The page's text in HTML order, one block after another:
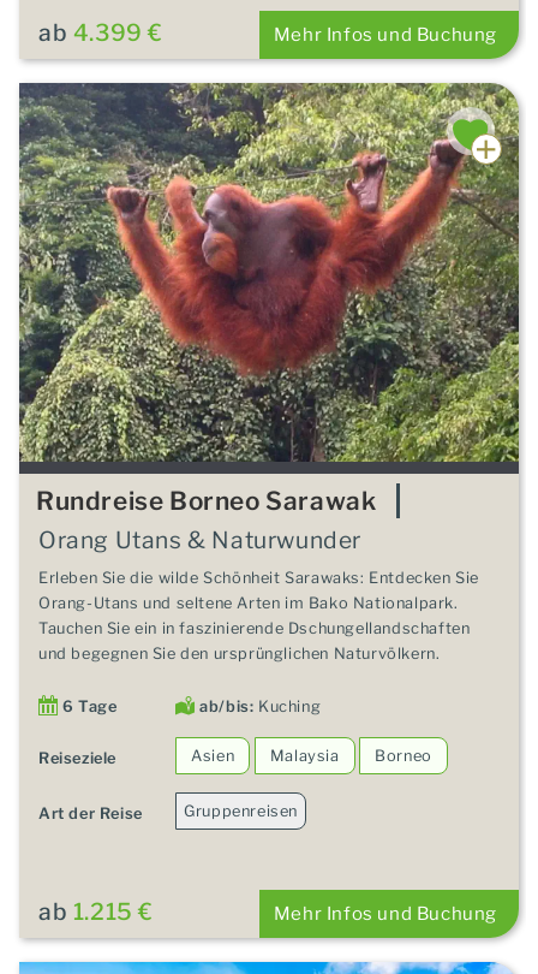
ab 4.399 € Mehr Infos und Buchung
Rundreise Borneo Sarawak
Orang Utans & Naturwunder
Erleben Sie die wilde Schönheit Sarawaks: Entdecken Sie
Orang-Utans und seltene Arten im Bako Nationalpark.
Tauchen Sie ein in faszinierende Dschungellandschaften
und begegnen Sie den ursprünglichen Naturvölkern.
6 Tage ab/bis: Kuching
Reiseziele Asien Malaysia Borneo
Art der Reise Gruppenreisen
ab 1.215 € Mehr Infos und Buchung